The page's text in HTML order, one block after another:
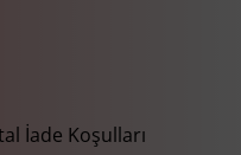
İade Koşulları